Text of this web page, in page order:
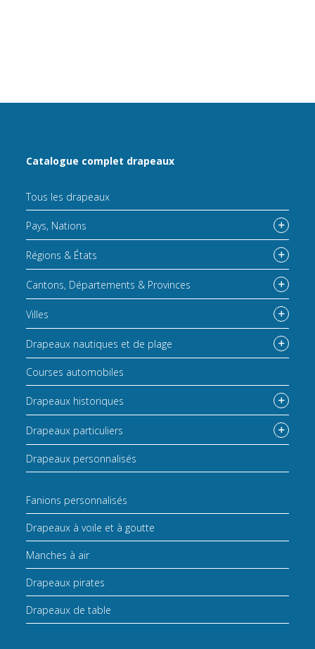
Catalogue complet drapeaux
Tous les drapeaux
Pays, Nations
Régions & États
Cantons, Départements & Provinces
Villes
Drapeaux nautiques et de plage
Courses automobiles
Drapeaux historiques
Drapeaux particuliers
Drapeaux personnalisés
Fanions personnalisés
Drapeaux à voile et à goutte
Manches à air
Drapeaux pirates
Drapeaux de table